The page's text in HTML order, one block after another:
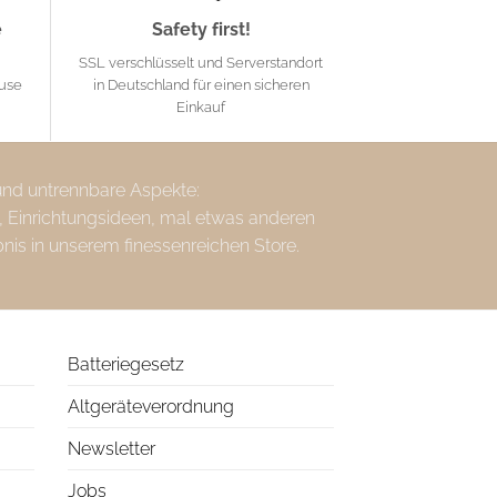
Safety first!
SSL verschlüsselt und Serverstandort
in Deutschland für einen sicheren
Einkauf
untrennbare Aspekte:
Einrichtungsideen, mal etwas anderen
in unserem finessenreichen Store.
Batteriegesetz
Altgeräteverordnung
Newsletter
Jobs